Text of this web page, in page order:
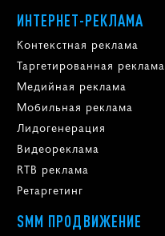
ИНТЕРНЕТ-РЕКЛАМА
Контекстная реклама
Таргетированная реклама
Медийная реклама
Мобильная реклама
Лидогенерация
Видеореклама
RTB реклама
Ретаргетинг
SMM ПРОДВИЖЕНИЕ